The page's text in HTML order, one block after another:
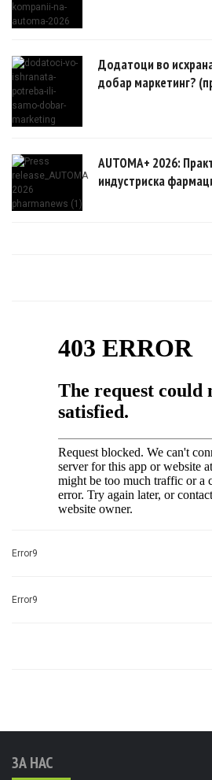
Додатоци во
добар маркетинг?
AUTOMA+ 2026:
индустриска
Error9
Error9
ЗА НАС